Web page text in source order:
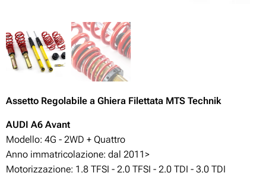
Assetto Regolabile a Ghiera Filettata MTS Technik
AUDI A6 Avant
Modello: 4G - 2WD + Quattro
Anno immatricolazione: dal 2011>
Motorizzazione: 1.8 TFSI - 2.0 TFSI - 2.0 TDI - 3.0 TDI